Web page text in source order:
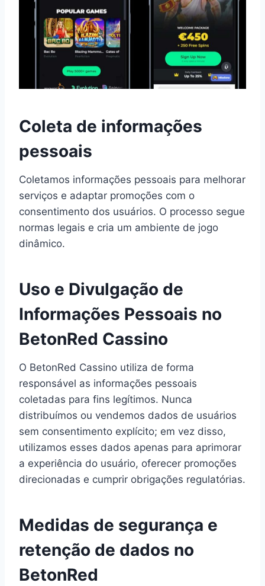
Coleta de informações
pessoais
Coletamos informações pessoais para melhorar
serviços e adaptar promoções com o
consentimento dos usuários. O processo segue
normas legais e cria um ambiente de jogo
dinâmico.
Uso e Divulgação de
Informações Pessoais no
BetonRed Cassino
O BetonRed Cassino utiliza de forma
responsável as informações pessoais
coletadas para fins legítimos. Nunca
distribuímos ou vendemos dados de usuários
sem consentimento explícito; em vez disso,
utilizamos esses dados apenas para aprimorar
a experiência do usuário, oferecer promoções
direcionadas e cumprir obrigações regulatórias.
Medidas de segurança e
retenção de dados no
BetonRed